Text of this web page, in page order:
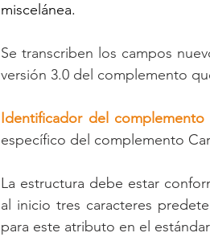
miscelánea.
Se transcriben los campos
versión 3.0 del complemento
Identificador del complemento
específico del complemento
La estructura debe estar
al inicio tres caracteres
para este atributo en el